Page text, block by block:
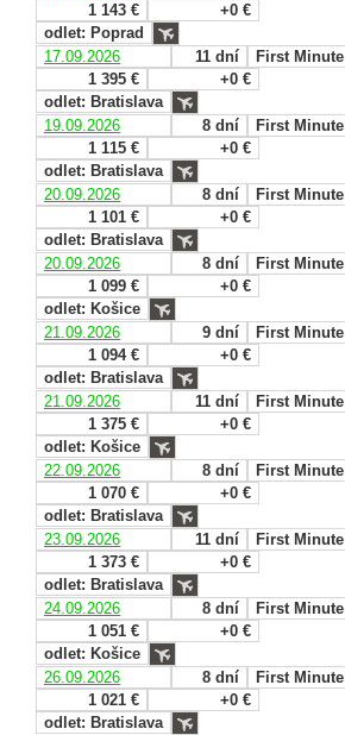
1 143 €
+0 €
odlet: Poprad
17.09.2026
11 dní
First Minute
1 395 €
+0 €
odlet: Bratislava
19.09.2026
8 dní
First Minute
1 115 €
+0 €
odlet: Bratislava
20.09.2026
8 dní
First Minute
1 101 €
+0 €
odlet: Bratislava
20.09.2026
8 dní
First Minute
1 099 €
+0 €
odlet: Košice
21.09.2026
9 dní
First Minute
1 094 €
+0 €
odlet: Bratislava
21.09.2026
11 dní
First Minute
1 375 €
+0 €
odlet: Košice
22.09.2026
8 dní
First Minute
1 070 €
+0 €
odlet: Bratislava
23.09.2026
11 dní
First Minute
1 373 €
+0 €
odlet: Bratislava
24.09.2026
8 dní
First Minute
1 051 €
+0 €
odlet: Košice
26.09.2026
8 dní
First Minute
1 021 €
+0 €
odlet: Bratislava